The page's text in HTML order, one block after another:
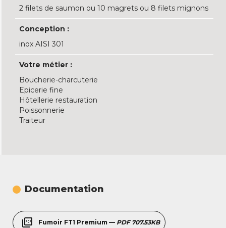
2 filets de saumon ou 10 magrets ou 8 filets mignons
Conception :
inox AISI 301
Votre métier :
Boucherie-charcuterie
Epicerie fine
Hôtellerie restauration
Poissonnerie
Traiteur
Documentation
picture_as_pdf Fumoir FT1 Premium — PDF 707.53KB